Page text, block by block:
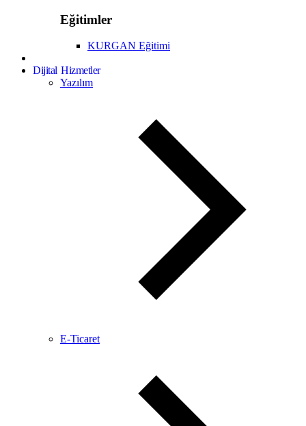
Eğitimler
KURGAN Eğitimi
Dijital Hizmetler
Yazılım
E-Ticaret